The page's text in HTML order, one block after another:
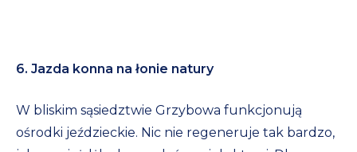
6. Jazda konna na łonie natury
W bliskim sąsiedztwie Grzybowa funkcjonują
ośrodki jeździeckie. Nic nie regeneruje tak bardzo,